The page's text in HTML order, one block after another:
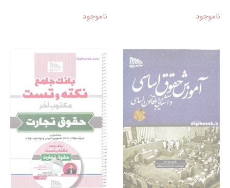
ناموجود ناموجود